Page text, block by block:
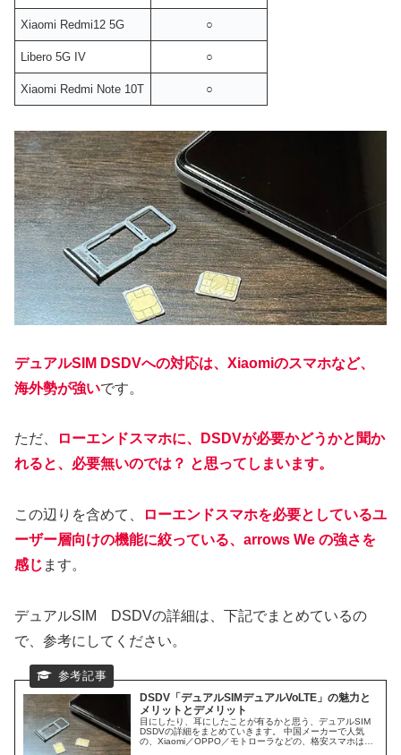
Xiaomi Redmi12 5G ○
Libero 5G IV ○
Xiaomi Redmi Note 10T ○
デュアルSIM DSDVへの対応は、Xiaomiのスマホなど、
海外勢が強いです。
ただ、
ローエンドスマホに、DSDVが必要かどうかと聞か
れると、必要無いのでは？ と思ってしまいます。
この辺りを含めて、
ローエンドスマホを必要としているユ
ーザー層向けの機能に絞っている、arrows We の強さを
感じ ます。
デュアルSIM DSDVの詳細は、下記でまとめているの
で、参考にしてください。
DSDV「デュアルSIMデュアルVoLTE」の魅力と
メリットとデメリット
目にしたり、耳にしたことが有るかと思う、デュアルSIM
DSDVの詳細をまとめていきます。 中国メーカーで人気
の、Xiaomi／OPPO／モトローラなどの、格安スマホは、